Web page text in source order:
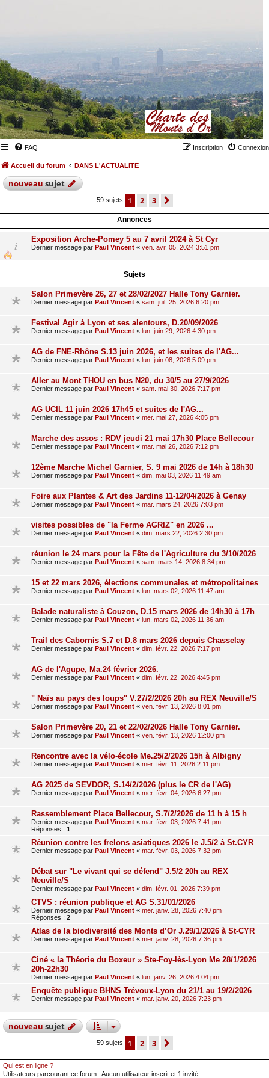
FAQ Connexion
Inscription
Accueil du forum DANS L'ACTUALITE
nouveausujet
59 sujets 1 2 3
Annonces
Exposition Arche-Pomey 5 au 7 avril 2024 à St Cyr
Dernier message par Paul Vincent « ven. avr. 05, 2024 3:51 pm
Sujets
Salon Primevère 26, 27 et 28/02/2027 Halle Tony Garnier.
Dernier message par Paul Vincent « sam. juil. 25, 2026 6:20 pm
Festival Agir à Lyon et ses alentours, D.20/09/2026
Dernier message par Paul Vincent « lun. juin 29, 2026 4:30 pm
AG de FNE-Rhône S.13 juin 2026, et les suites de l'AG...
Dernier message par Paul Vincent « lun. juin 08, 2026 5:09 pm
Aller au Mont THOU en bus N20, du 30/5 au 27/9/2026
Dernier message par Paul Vincent « sam. mai 30, 2026 7:17 pm
AG UCIL 11 juin 2026 17h45 et suites de l'AG...
Dernier message par Paul Vincent « mer. mai 27, 2026 4:05 pm
Marche des assos : RDV jeudi 21 mai 17h30 Place Bellecour
Dernier message par Paul Vincent « mar. mai 26, 2026 7:12 pm
12ème Marche Michel Garnier, S. 9 mai 2026 de 14h à 18h30
Dernier message par Paul Vincent « dim. mai 03, 2026 11:49 am
Foire aux Plantes & Art des Jardins 11-12/04/2026 à Genay
Dernier message par Paul Vincent « mar. mars 24, 2026 7:03 pm
visites possibles de "la Ferme AGRIZ" en 2026 ...
Dernier message par Paul Vincent « dim. mars 22, 2026 2:30 pm
réunion le 24 mars pour la Fête de l'Agriculture du 3/10/2026
Dernier message par Paul Vincent « sam. mars 14, 2026 8:34 pm
15 et 22 mars 2026, élections communales et métropolitaines
Dernier message par Paul Vincent « lun. mars 02, 2026 11:47 am
Balade naturaliste à Couzon, D.15 mars 2026 de 14h30 à 17h
Dernier message par Paul Vincent « lun. mars 02, 2026 11:36 am
Trail des Cabornis S.7 et D.8 mars 2026 depuis Chasselay
Dernier message par Paul Vincent « dim. févr. 22, 2026 7:17 pm
AG de l'Agupe, Ma.24 février 2026.
Dernier message par Paul Vincent « dim. févr. 22, 2026 4:45 pm
" Naïs au pays des loups" V.27/2/2026 20h au REX Neuville/S
Dernier message par Paul Vincent « ven. févr. 13, 2026 8:01 pm
Salon Primevère 20, 21 et 22/02/2026 Halle Tony Garnier.
Dernier message par Paul Vincent « ven. févr. 13, 2026 12:00 pm
Rencontre avec la vélo-école Me.25/2/2026 15h à Albigny
Dernier message par Paul Vincent « mer. févr. 11, 2026 2:11 pm
AG 2025 de SEVDOR, S.14/2/2026 (plus le CR de l'AG)
Dernier message par Paul Vincent « mer. févr. 04, 2026 6:27 pm
Rassemblement Place Bellecour, S.7/2/2026 de 11 h à 15 h
Dernier message par Paul Vincent « mar. févr. 03, 2026 7:41 pm
Réponses : 1
Réunion contre les frelons asiatiques 2026 le J.5/2 à St.CYR
Dernier message par Paul Vincent « mar. févr. 03, 2026 7:32 pm
Débat sur "Le vivant qui se défend" J.5/2 20h au REX
Neuville/S
Dernier message par Paul Vincent « dim. févr. 01, 2026 7:39 pm
CTVS : réunion publique et AG S.31/01/2026
Dernier message par Paul Vincent « mer. janv. 28, 2026 7:40 pm
Réponses : 2
Atlas de la biodiversité des Monts d’Or J.29/1/2026 à St-CYR
Dernier message par Paul Vincent « mer. janv. 28, 2026 7:36 pm
Ciné « la Théorie du Boxeur » Ste-Foy-lès-Lyon Me 28/1/2026
20h-22h30
Dernier message par Paul Vincent « lun. janv. 26, 2026 4:04 pm
Enquête publique BHNS Trévoux-Lyon du 21/1 au 19/2/2026
Dernier message par Paul Vincent « mar. janv. 20, 2026 7:23 pm
nouveausujet
59 sujets 1 2 3
Qui est en ligne ?
Utilisateurs parcourant ce forum : Aucun utilisateur inscrit et 1 invité